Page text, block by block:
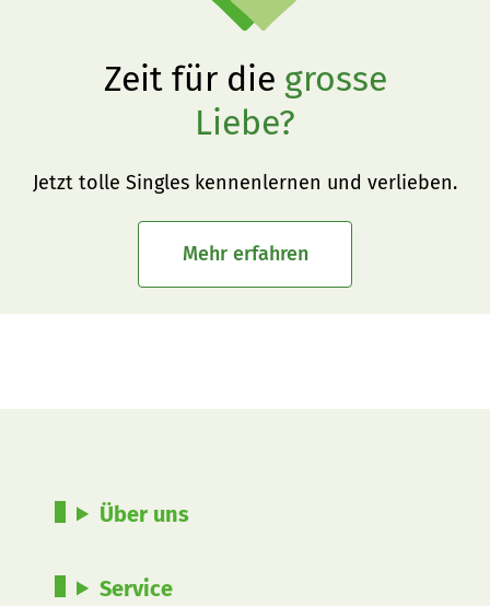
Zeit für die grosse
Liebe?
Jetzt tolle Singles kennenlernen und verlieben.
Mehr erfahren
Über uns
Service